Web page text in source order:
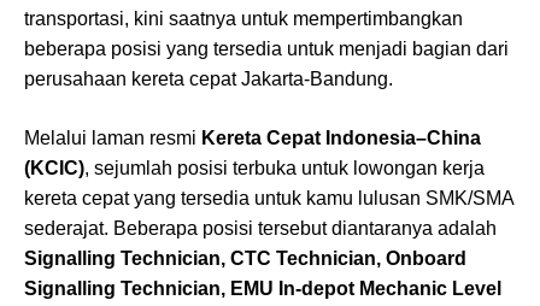
transportasi, kini saatnya untuk mempertimbangkan
beberapa posisi yang tersedia untuk menjadi bagian dari
perusahaan kereta cepat Jakarta-Bandung.
Melalui laman resmi Kereta Cepat Indonesia–China
(KCIC), sejumlah posisi terbuka untuk lowongan kerja
kereta cepat yang tersedia untuk kamu lulusan SMK/SMA
sederajat. Beberapa posisi tersebut diantaranya adalah
Signalling Technician, CTC Technician, Onboard
Signalling Technician, EMU In-depot Mechanic Level